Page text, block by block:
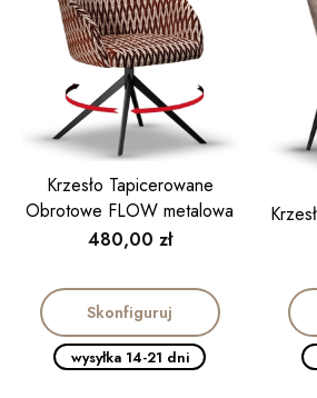
Krzesło Tapicerowane
Obrotowe FLOW metalowa
obrotnica slim
Cena
480,00 zł
Skonfiguruj
wysyłka 14-21 dni